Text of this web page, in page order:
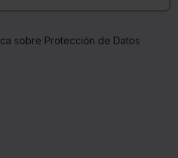
sobre Protección de Datos